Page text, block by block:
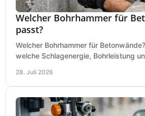
Welcher Bohrhammer für
passt?
Welcher Bohrhammer für
welche Schlagenergie, Bohrleistung
28. Juli 2026